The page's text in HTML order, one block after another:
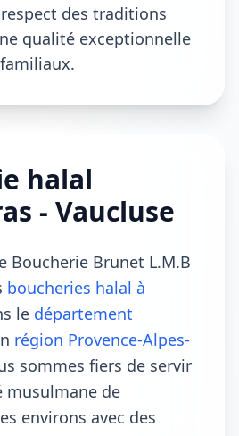
des traditions
qualité exceptionnelle
halal
- Vaucluse
Boucherie Brunet L.M.B
boucheries halal à
le département
région Provence-Alpes-
sommes fiers de servir
musulmane de
environs avec des